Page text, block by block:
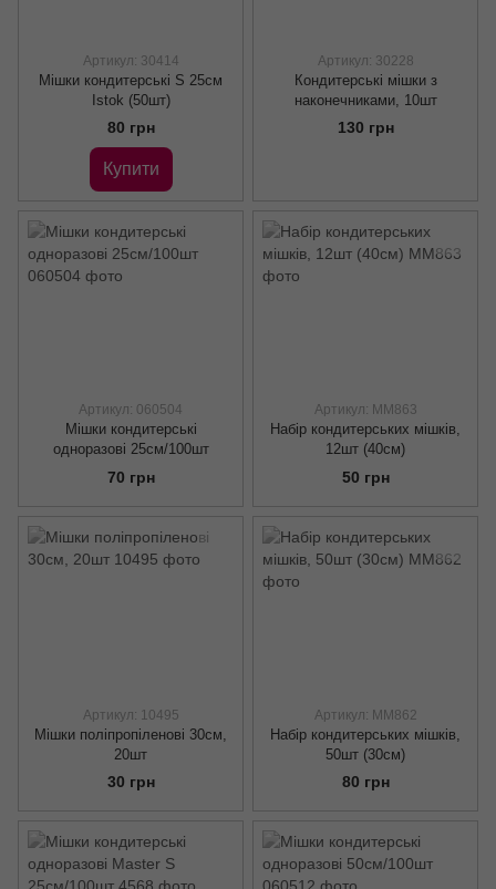
Артикул: 30414
Мішки кондитерські S 25см
Istok (50шт)
80 грн
Купити
Артикул: 30228
Кондитерські мішки з
наконечниками, 10шт
130 грн
Артикул: 060504
Мішки кондитерські
одноразові 25см/100шт
70 грн
Артикул: ММ863
Набір кондитерських мішків,
12шт (40см)
50 грн
Артикул: 10495
Мішки поліпропіленові 30см,
20шт
30 грн
Артикул: ММ862
Набір кондитерських мішків,
50шт (30см)
80 грн